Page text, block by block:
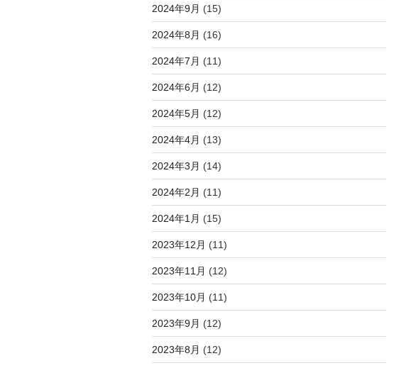
2024年9月 (15)
2024年8月 (16)
2024年7月 (11)
2024年6月 (12)
2024年5月 (12)
2024年4月 (13)
2024年3月 (14)
2024年2月 (11)
2024年1月 (15)
2023年12月 (11)
2023年11月 (12)
2023年10月 (11)
2023年9月 (12)
2023年8月 (12)